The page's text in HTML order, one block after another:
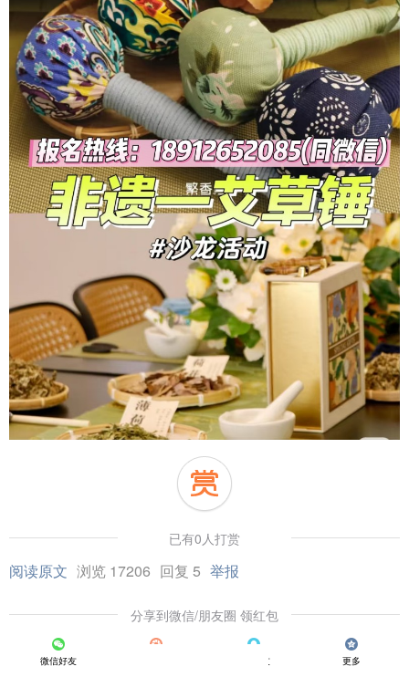
已有0人打赏
阅读原文 浏览 17206 回复 5 举报
分享到微信/朋友圈 领红包
微信好友 QQ好友 更多